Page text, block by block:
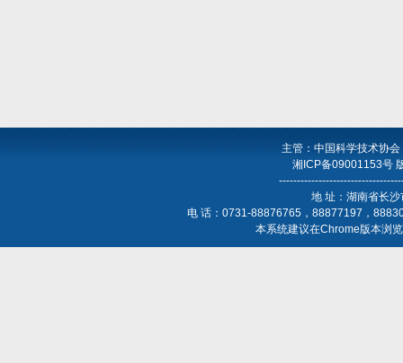
主管：中国科学技术协
湘ICP备09001153号
地 址：湖南省长
电 话：0731-88876765，88877197，
本系统建议在Chrome版本浏